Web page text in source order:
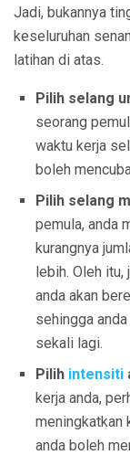
Jadi, bukannya
keseluruhan
latihan di atas.
Pilih selang
seorang
waktu kerja
boleh
Pilih selang
pemula, anda
kurangnya
lebih. Oleh
anda akan
sehingga
sekali lagi.
Pilih intensiti
kerja anda,
meningkatkan
anda boleh